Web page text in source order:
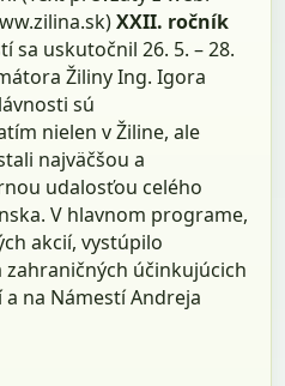
XXII. ročník
sa uskutočnil 26. 5. – 28.
Žiliny Ing. Igora
sú
nielen v Žiline, ale
najväčšou a
udalosťou celého
V hlavnom programe,
akcií, vystúpilo
účinkujúcich
na Námestí Andreja